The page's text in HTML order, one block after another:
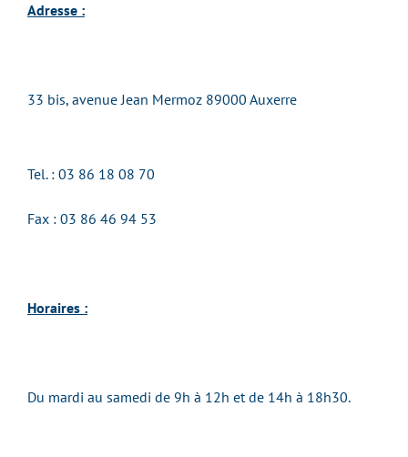
Adresse :
33 bis, avenue Jean Mermoz 89000 Auxerre
Tel. : 03 86 18 08 70
Fax : 03 86 46 94 53
Horaires :
Du mardi au samedi de 9h à 12h et de 14h à 18h30.